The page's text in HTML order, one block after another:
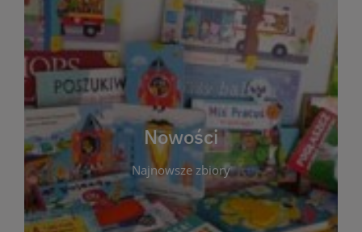
Nowości
Najnowsze zbiory
W tej sekcji prezentujemy najnowsze książki,
audiobooki oraz filmy, które właśnie trafiły do
zbiorów Miejskiej Biblioteki Publicznej w
Starachowicach. Regularnie aktualizujemy listę,
aby Czytelnicy mogli na bieżąco odkrywać świeże
tytuły i najciekawsze premiery wydawnicze. Każda
pozycja opatrzona jest krótkim opisem i
informacją o dostępności w katalogu. Zachęcamy
do częstych odwiedzin – nowości pojawiają się
niemal każdego tygodnia! Dzięki tej zakładce